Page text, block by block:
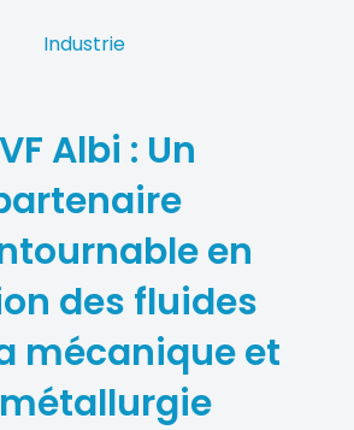
Industrie
Albi : Un
en
des fluides
mécanique et